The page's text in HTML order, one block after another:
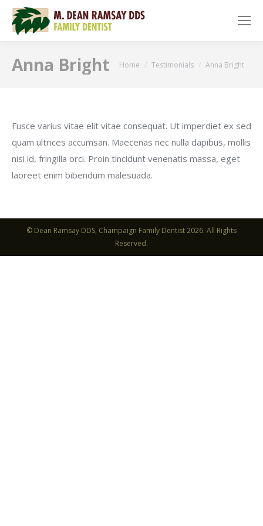
Anna Bright You are here:
Home Testimonials Anna Bright
Fusce varius vitae elit vitae consequat. Ut imperdiet ex sed
quam ultrices accumsan. Maecenas nec nulla dapibus, mollis
nisi id, fringilla orci. Proin tincidunt venenatis massa, eget
laoreet enim bibendum malesuada.
© Dean Ramsay DDS, Champaign Family Dentist 2026. All Rights
Reserved.